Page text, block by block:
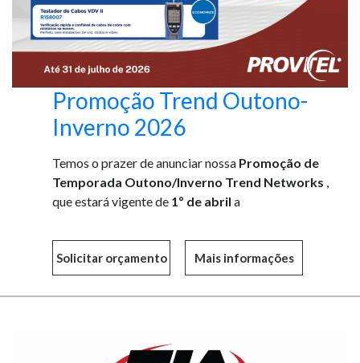
Promoção Trend Outono-
Inverno 2026
Temos o prazer de anunciar nossa Promoção de
Temporada Outono/Inverno Trend Networks ,
que estará vigente de 1º de abril a
Mais informações